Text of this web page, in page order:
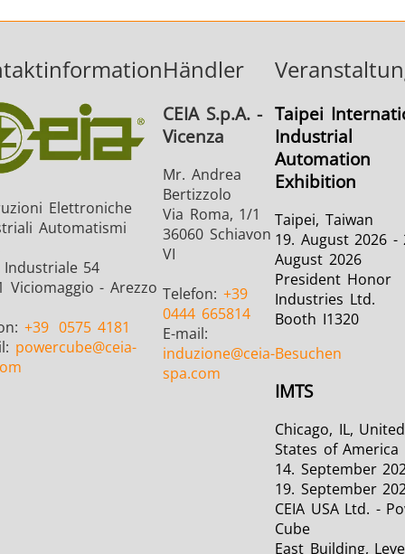
Elettroniche
Automatismi
Industriale 54
Viciomaggio - Arezzo
+39 0575 4181
powercube@ceia-
Händler
CEIA S.p.A. -
Vicenza
Mr. Andrea
Bertizzolo
Via Roma, 1/1
36060 Schiavon
VI
Telefon: +39
0444 665814
E-mail:
induzione@ceia-
spa.com
Taipei
Industrial
Automation
Exhibition
Taipei, Taiwan
19. August 2026 -
August 2026
President Honor
Industries Ltd.
Booth I1320
Besuchen
IMTS
Chicago, IL, United
States of America
14. September
19. September
CEIA USA Ltd. -
Cube
East Building,